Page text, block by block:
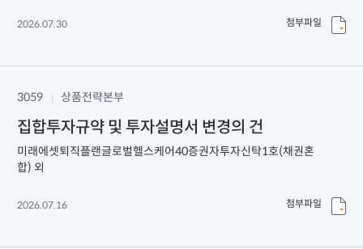
2026.07.30 첨부파일
3059 상품전략본부
집합투자규약 및 투자설명서 변경의 건
미래에셋퇴직플랜글로벌헬스케어40증권자투자신탁1호(채권혼
합) 외
2026.07.16 첨부파일